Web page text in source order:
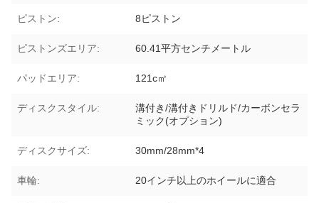
ピストン: 8ピストン
ピストンズエリア: 60.41平方センチメートル
パッドエリア: 121c㎡
ディスクスタイル:
溝付き/溝付きドリルド/カーボンセラ
ミック(オプション)
ディスクサイズ: 30mm/28mm*4
車輪: 20インチ以上のホイールに適合